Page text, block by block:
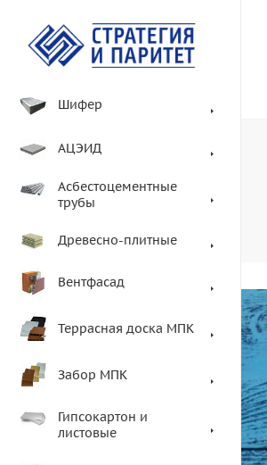
Шифер
АЦЭИД
Асбестоцементные
трубы
Древесно-плитные
Вентфасад
Террасная доска МПК
Забор МПК
Гипсокартон и
листовые